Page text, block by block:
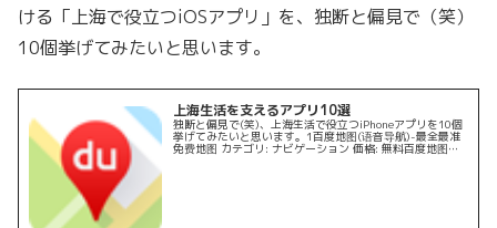
ける「上海で役立つiOSアプリ」を、独断と偏見で（笑）
10個挙げてみたいと思います。
上海生活を支えるアプリ10選
独断と偏見で(笑)、上海生活で役立つiPhoneアプリを10個
挙げてみたいと思います。1百度地图(语音导航)-最全最准
免费地图 カテゴリ: ナビゲーション 価格: 無料百度地图ご